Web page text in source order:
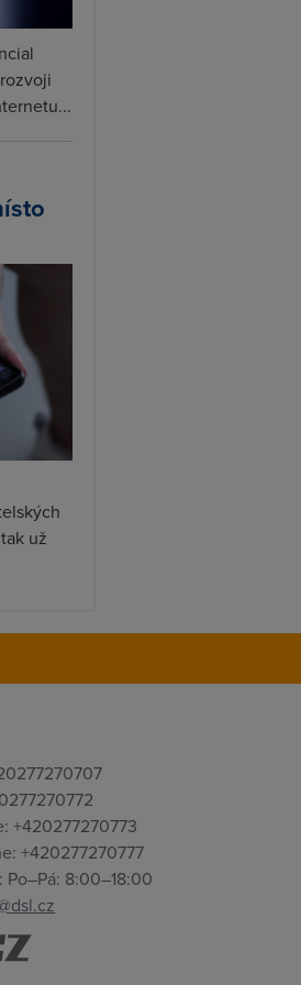
už
+420277270773
+420277270777
Po–Pá: 8:00–18:00